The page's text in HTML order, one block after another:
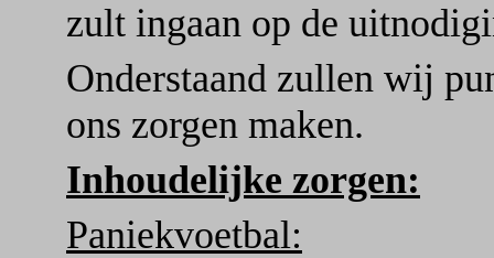
zult ingaan op de
Onderstaand zullen wij
ons zorgen maken.
Inhoudelijke zorgen:
Paniekvoetbal: